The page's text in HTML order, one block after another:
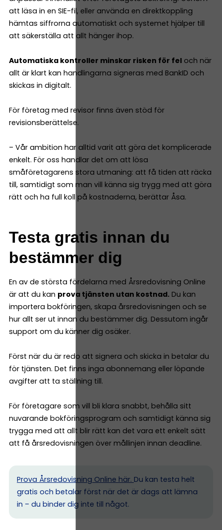
att läsa in en SIE-fil, eller använda en direktkoppling
hämtas siffrorna automatiskt och systemet hjälper till
att säkerställa att allt hänger ihop.
Automatiska kontroller minskar risken för fel och när
allt är klart kan handlingarna signeras med BankID och
skickas in digitalt.
För företag med revisor finns även stöd för
revisionsberättelse.
– Vår ambition har alltid varit att göra det komplicerade
enkelt. För oss handlar det om att lösa
småföretagarens stora utmaning: att få tiden att räcka
till, samtidigt som man vill känna sig trygg med att göra
rätt och ha full koll på kostnaderna, berättar Åsa.
Testa gratis innan du
bestämmer dig
En av de största fördelarna med Årsredovisning Online
är att du kan prova tjänsten utan kostnad. Du kan
importera bokföringen, skapa årsredovisningen och se
hur allt ser ut innan du bestämmer dig. Dessutom ingår
support om du känner dig osäker.
Först när du är redo att signera och skicka in betalar du
för tjänsten. Det finns inga abonnemang eller löpande
avgifter att ta ställning till.
För företagare som vill bli klara snabbt, behålla sitt
nuvarande bokföringsprogram och samtidigt känna sig
trygga med att allt blir rätt kan det vara ett enkelt sätt
att få årsredovisningen över mållinjen innan deadline.
Prova Årsredovisning Online här. Du kan testa helt
gratis och betalar först när det är dags att lämna
in – du binder dig inte till något.